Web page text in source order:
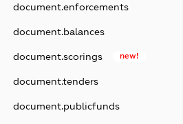
document.enforcements
document.balances
document.scorings new!
document.tenders
document.publicfunds